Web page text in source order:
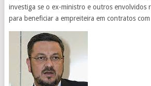
investiga se o ex-ministro e outros envolvidos
para beneficiar a empreiteira em contratos